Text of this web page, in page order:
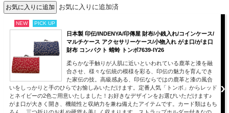
お気に入りに追加済
NEW PICK UP
日本製 印伝/INDENYA/印傳屋 財布/小銭入れ/コインケース/
マルチケース アクセサリーケース/小物入れ がま口/がま口
財布 コンパクト 蜻蛉 トンボ7639-IY26
柔らかな手触りが人肌に近いといわれている鹿革と漆を融
合させ、様々な伝統の模様を彩る、印伝の魅力を育んでき
た家伝の技。高級感ある、印伝ならではの鹿革と漆の風合
いをしっかりと手のひらでお愉しみいただけます。定番人気「トンボ」からレッド
とネイビーの2色ご用意いたしました！お好きなデザインをお選びいただけます♪
がま口が大きく開き、機能性と収納力を兼ね備えたアイテムです。カード類はもち
ろん、三つ折りのお札や硬貨も美しく収まります。ストラップホルダー付きなの